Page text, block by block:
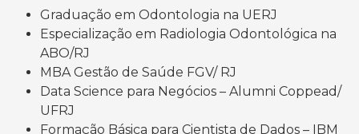
Graduação em Odontologia na UERJ
Especialização em Radiologia Odontológica na
ABO/RJ
MBA Gestão de Saúde FGV/ RJ
Data Science para Negócios – Alumni Coppead/
UFRJ
Formação Básica para Cientista de Dados – IBM